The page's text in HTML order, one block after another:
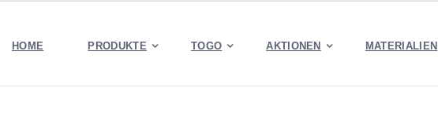
HOME PRODUKTE TOGO AKTIONEN MATERIALIEN